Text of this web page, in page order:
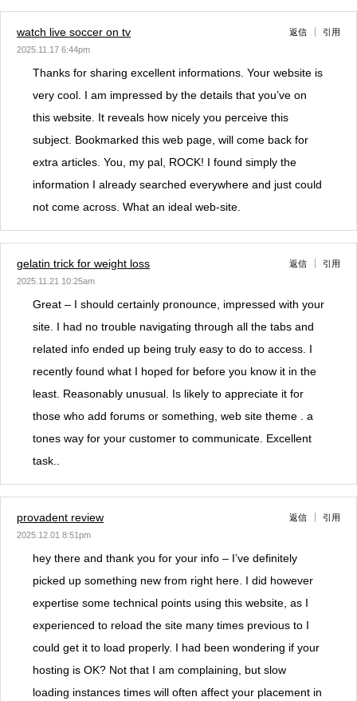
watch live soccer on tv
2025.11.17 6:44pm
返信 引用
Thanks for sharing excellent informations. Your website is
very cool. I am impressed by the details that you’ve on
this website. It reveals how nicely you perceive this
subject. Bookmarked this web page, will come back for
extra articles. You, my pal, ROCK! I found simply the
information I already searched everywhere and just could
not come across. What an ideal web-site.
gelatin trick for weight loss
2025.11.21 10:25am
返信 引用
Great – I should certainly pronounce, impressed with your
site. I had no trouble navigating through all the tabs and
related info ended up being truly easy to do to access. I
recently found what I hoped for before you know it in the
least. Reasonably unusual. Is likely to appreciate it for
those who add forums or something, web site theme . a
tones way for your customer to communicate. Excellent
task..
provadent review
2025.12.01 8:51pm
返信 引用
hey there and thank you for your info – I’ve definitely
picked up something new from right here. I did however
expertise some technical points using this website, as I
experienced to reload the site many times previous to I
could get it to load properly. I had been wondering if your
hosting is OK? Not that I am complaining, but slow
loading instances times will often affect your placement in